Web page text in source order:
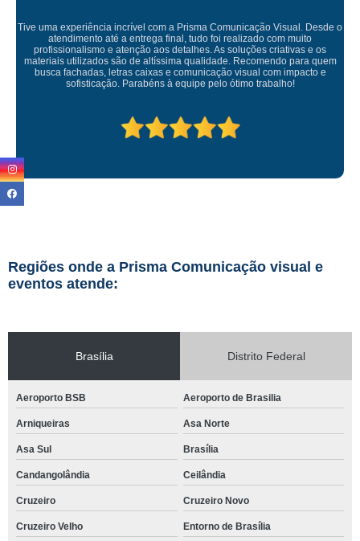
Empresa maravilhosa, entregue antes do prazo e a instalação da
ficou perfeita, indico de olhos fechados
Regiões onde a Prisma Comunicação visual e
eventos atende:
Brasília Distrito Federal
Aeroporto BSB Aeroporto de Brasilia
Arniqueiras Asa Norte
Asa Sul Brasília
Candangolândia Ceilândia
Cruzeiro Cruzeiro Novo
Cruzeiro Velho Entorno de Brasília